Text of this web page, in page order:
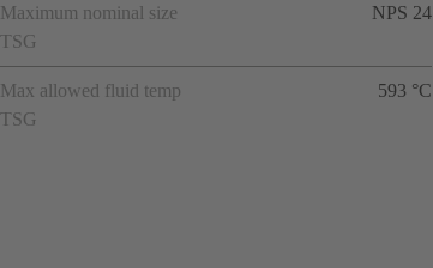
Maximum nominal size
TSG
NPS 24
Max allowed fluid temp
TSG
593 °C